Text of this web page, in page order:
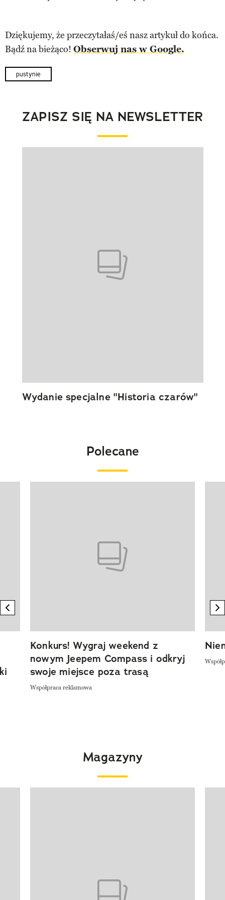
Dziękujemy, że przeczytałaś/eś nasz artykuł do końca.
Bądź na bieżąco! Obserwuj nas w Google.
pustynie
ZAPISZ SIĘ NA NEWSLETTER
Wydanie specjalne "Historia czarów"
Polecane
previous element
Konkurs! Wygraj weekend z
nowym Jeepem Compass i odkryj
swoje miejsce poza trasą
Współpraca reklamowa
Magazyny